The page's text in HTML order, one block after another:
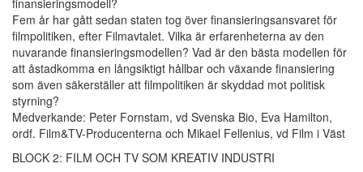
Fem år har gått sedan staten tog över finansieringsansvaret för
filmpolitiken, efter Filmavtalet. Vilka är erfarenheterna av den
nuvarande finansieringsmodellen? Vad är den bästa modellen för
att åstadkomma en långsiktigt hållbar och växande finansiering
som även säkerställer att filmpolitiken är skyddad mot politisk
styrning?
Medverkande: Peter Fornstam, vd Svenska Bio, Eva Hamilton,
ordf. Film&TV-Producenterna och Mikael Fellenius, vd Film i Väst
BLOCK 2: FILM OCH TV SOM KREATIV INDUSTRI